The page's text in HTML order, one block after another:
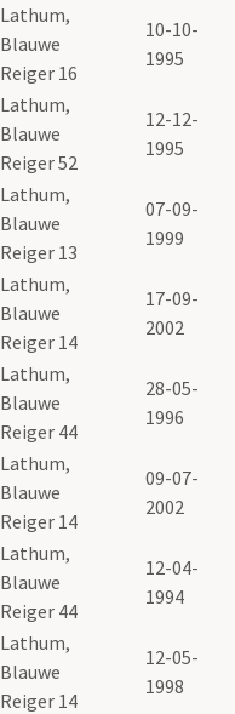
Lathum,
Blauwe
Reiger 16
10-10-
1995
Lathum,
Blauwe
Reiger 52
12-12-
1995
Lathum,
Blauwe
Reiger 13
07-09-
1999
Lathum,
Blauwe
Reiger 14
17-09-
2002
Lathum,
Blauwe
Reiger 44
28-05-
1996
Lathum,
Blauwe
Reiger 14
09-07-
2002
Lathum,
Blauwe
Reiger 44
12-04-
1994
Lathum,
Blauwe
Reiger 14
12-05-
1998